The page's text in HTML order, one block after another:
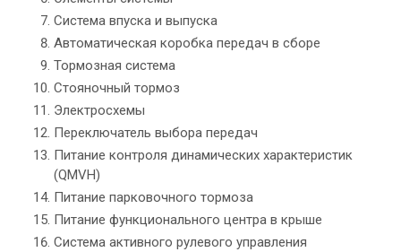
Система впуска и выпуска
Автоматическая коробка передач в сборе
Тормозная система
Стояночный тормоз
Электросхемы
Переключатель выбора передач
Питание контроля динамических характеристик
(QMVH)
Питание парковочного тормоза
Питание функционального центра в крыше
Система активного рулевого управления